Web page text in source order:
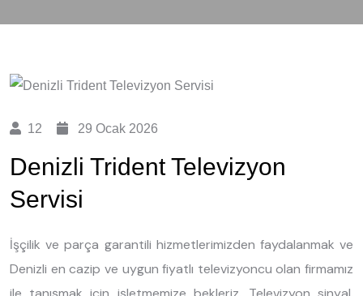
12 29 Ocak 2026
Denizli Trident Televizyon
Servisi
İşçilik ve parça garantili hizmetlerimizden faydalanmak ve
Denizli en cazip ve uygun fiyatlı televizyoncu olan firmamız